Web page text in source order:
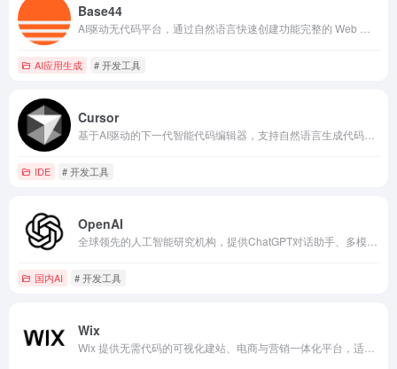
Base44
AI应用生成 # 开发工具
Cursor
IDE # 开发工具
OpenAI
国内AI # 开发工具
Wix